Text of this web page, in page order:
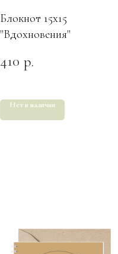
Блокнот 15х15
"Вдохновения"
410 р.
Нет в наличии